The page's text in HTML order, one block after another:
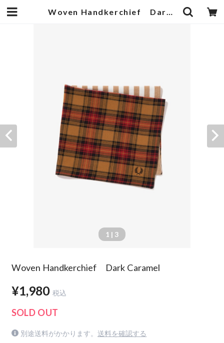
Woven Handkerchief Dark Caramel | 武蔵小杉のセレクトショップ【ナクール】-nakool-
1 | 3
Woven Handkerchief Dark Caramel
¥1,980 税込
SOLD OUT
別途送料がかかります。 送料を確認する